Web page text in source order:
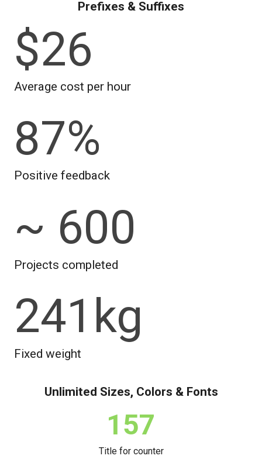
Prefixes & Suffixes
$26
Average cost per hour
87%
Positive feedback
~ 600
Projects completed
241 kg
Fixed weight
Unlimited Sizes, Colors & Fonts
157
Title for counter